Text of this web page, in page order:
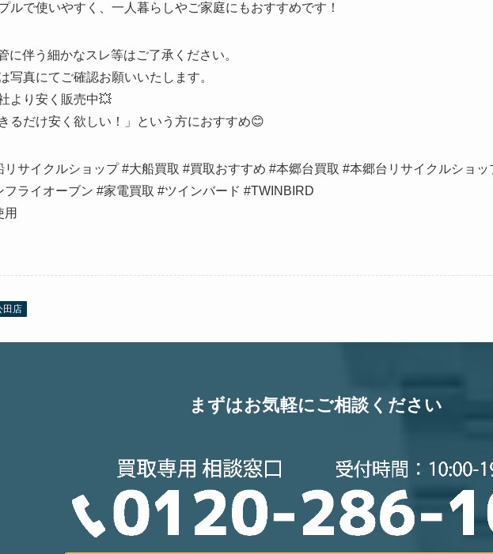
ルで使いやすく、一人暮らしやご家庭にもおすすめです！
に伴う細かなスレ等はご了承ください。
写真にてご確認お願いいたします。
より安く販売中💥
きるだけ安く欲しい！」という方におすすめ😊
リサイクルショップ #大船買取 #買取おすすめ #本郷台買取 #本郷台リサイクルショッ
フライオーブン #家電買取 #ツインバード #TWINBIRD
用
田店
まずはお気軽にご相談ください